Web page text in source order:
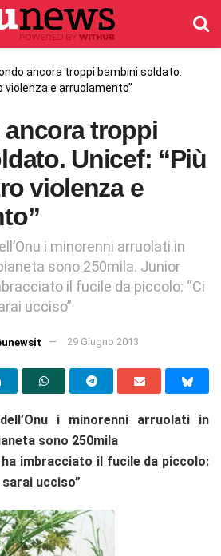
ancora troppi bambini soldato.
violenza e arruolamento”
troppi
Unicef: “Più
violenza e
i minorenni arruolati in
sono 250mila. Junior
il fucile da piccolo: “Ci
ucciso”
29 Giugno 2013
i minorenni arruolati in
sono 250mila
imbracciato il fucile da piccolo:
ucciso”